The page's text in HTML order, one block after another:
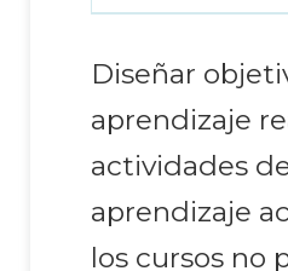
Diseñar
aprendizaje
actividades
aprendizaje
los cursos no